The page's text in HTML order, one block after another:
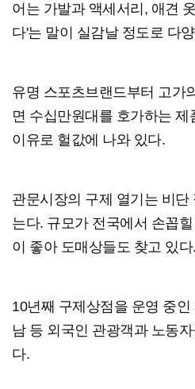
어는 가발과 액세서리, 애견
다'는 말이 실감날 정도로 다
유명 스포츠브랜드부터 고가
면 수십만원대를 호가하는
이유로 헐값에 나와 있다.
관문시장의 구제 열기는 비
는다. 규모가 전국에서 손꼽
이 좋아 도매상들도 찾고 있다.
10년째 구제상점을 운영 중
남 등 외국인 관광객과 노동
다.